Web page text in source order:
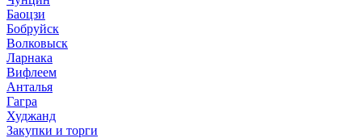
Баоцзи
Бобруйск
Волковыск
Ларнака
Вифлеем
Анталья
Гагра
Худжанд
Закупки и торги